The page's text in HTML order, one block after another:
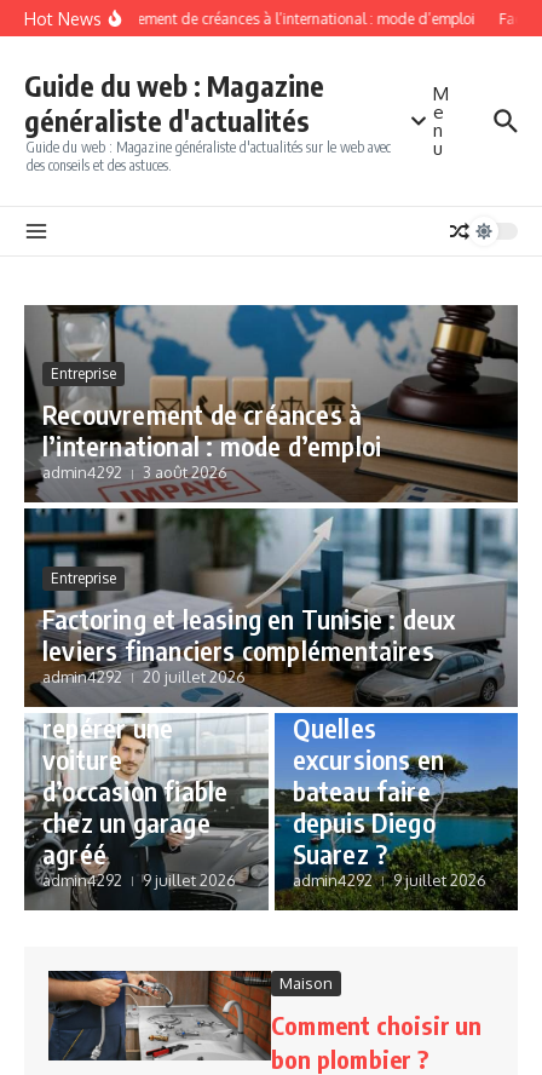
Aller au contenu
Hot NewsRecouvrement de créances à l’international : mode d’emploi
Guide du web : Magazine
généraliste d'actualités
Guide du web : Magazine généraliste d'actualités sur le web avec
des conseils et des astuces.
M
e
n
u
Entreprise
Recouvrement de créances à
l’international : mode d’emploi
admin4292 3 août 2026
Entreprise
Factoring et leasing en Tunisie : deux
leviers financiers complémentaires
admin4292 20 juillet 2026
Automobile
Comment
repérer une
voiture
d’occasion fiable
chez un garage
agréé
admin4292 9 juillet 2026
Voyage
Quelles
excursions en
bateau faire
depuis Diego
Suarez ?
admin4292 9 juillet 2026
Maison
Comment choisir un
bon plombier ?